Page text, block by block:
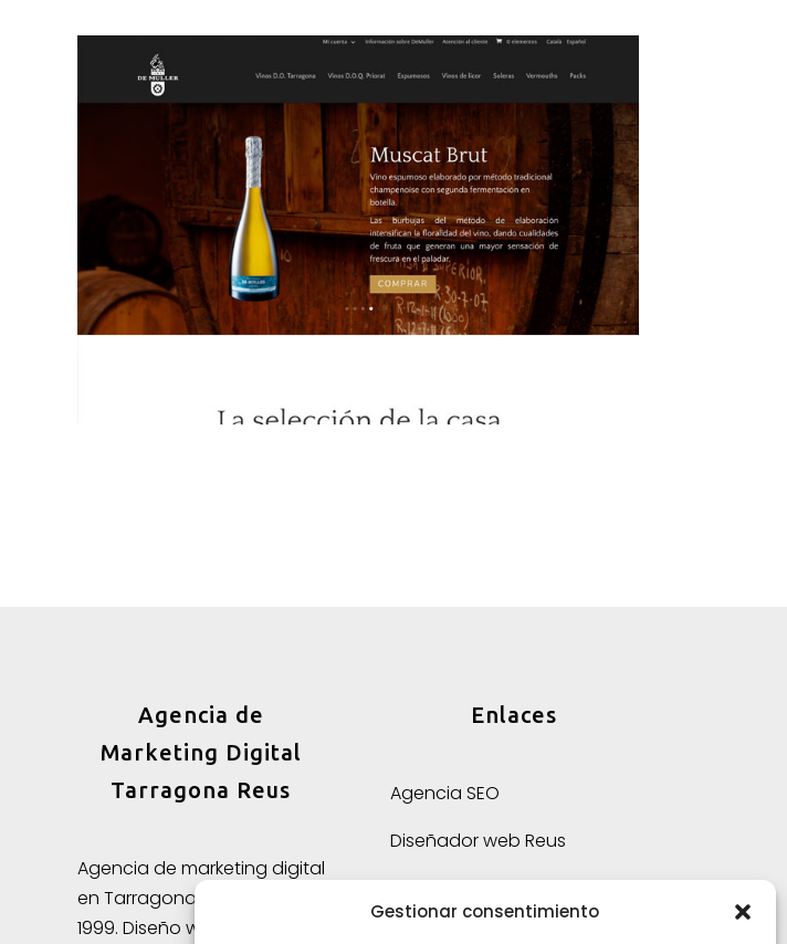
Gestionar consentimiento
Agencia de
Marketing Digital
Tarragona Reus
Agencia de marketing digital
en Tarragona y Reus desde
1999. Diseño web, creación
Enlaces
Agencia SEO
Diseñador web Reus
Agencia de marketing digital